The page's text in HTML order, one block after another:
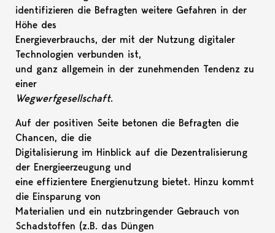
identifizieren die Befragten weitere Gefahren in der
Höhe des
Energieverbrauchs, der mit der Nutzung digitaler
Technologien verbunden ist,
und ganz allgemein in der zunehmenden Tendenz zu
einer
Wegwerfgesellschaft.
Auf der positiven Seite betonen die Befragten die
Chancen, die die
Digitalisierung im Hinblick auf die Dezentralisierung
der Energieerzeugung und
eine effizientere Energienutzung bietet. Hinzu kommt
die Einsparung von
Materialien und ein nutzbringender Gebrauch von
Schadstoffen (z.B. das Düngen